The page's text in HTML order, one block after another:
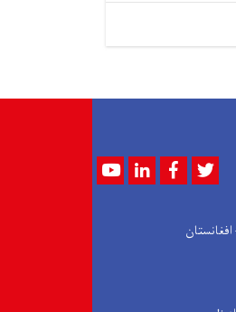
YoutubeLinkedInFacebook